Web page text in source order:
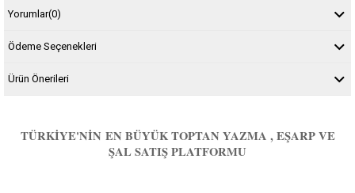
Yorumlar(0)
Ödeme Seçenekleri
Ürün Önerileri
TÜRKIYE'NIN EN BÜYÜK TOPTAN YAZMA , EŞARP VE
ŞAL SATIŞ PLATFORMU